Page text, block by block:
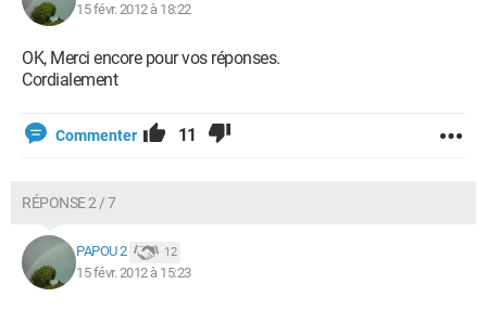
15 févr. 2012 à 18:22
OK, Merci encore pour vos réponses.
Cordialement
Commenter 11
RÉPONSE 2 / 7
PAPOU 2 12
15 févr. 2012 à 15:23